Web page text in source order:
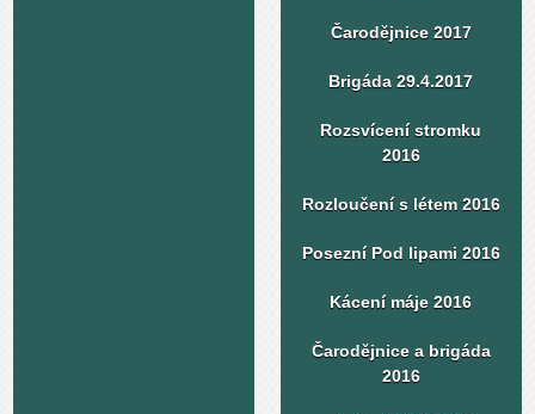
Čarodějnice 2017
Brigáda 29.4.2017
Rozsvícení stromku
2016
Rozloučení s létem 2016
Posezní Pod lipami 2016
Kácení máje 2016
Čarodějnice a brigáda
2016